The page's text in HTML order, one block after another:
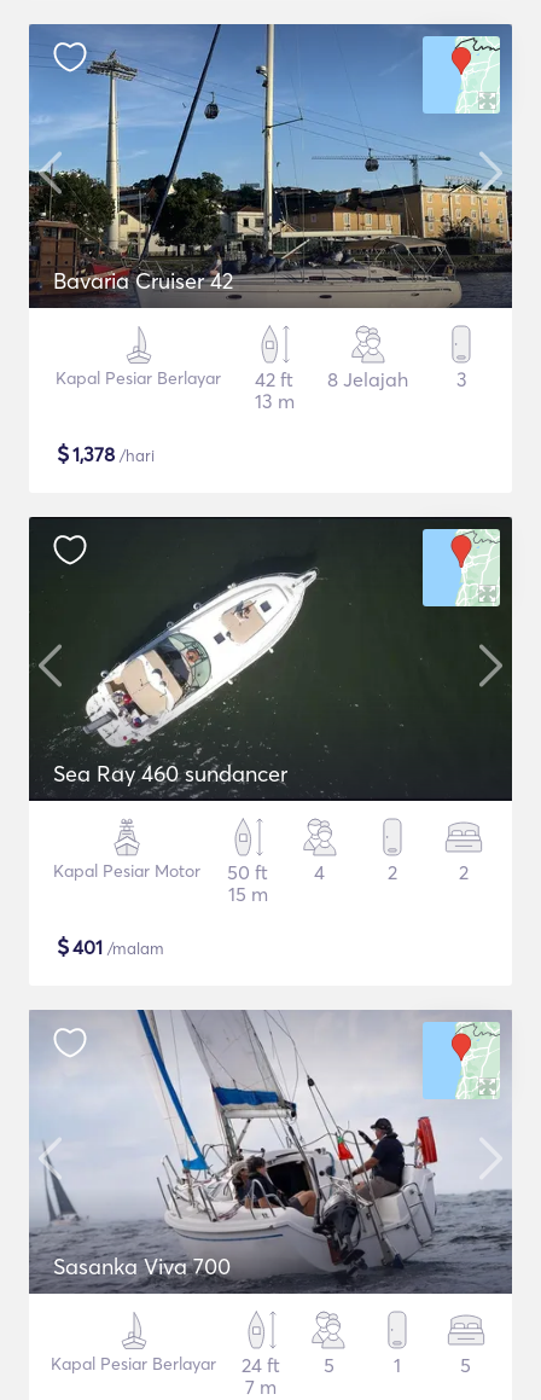
Bavaria Cruiser 42
Kapal Pesiar Berlayar
42 ft
13 m
8 Jelajah 3
$1,378 /hari
Sea Ray 460 sundancer
Kapal Pesiar Motor
50 ft
15 m
4 2 2
$401 /malam
Sasanka Viva 700
Kapal Pesiar Berlayar
24 ft
7 m
5 1 5